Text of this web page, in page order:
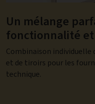
Un mélange
fonctionnalité
Combinaison individuelle
et de tiroirs pour les
technique.